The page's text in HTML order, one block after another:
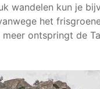
wandelen kun je
het
ontspringt de